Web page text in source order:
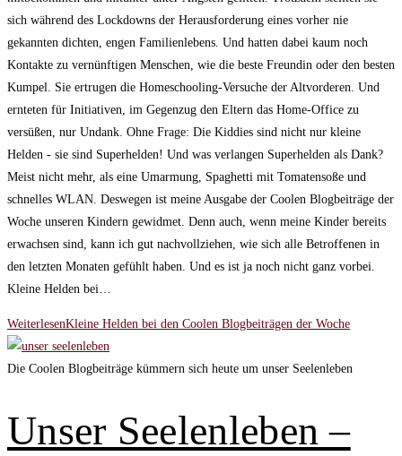
sich während des Lockdowns der Herausforderung eines vorher nie
gekannten dichten, engen Familienlebens. Und hatten dabei kaum noch
Kontakte zu vernünftigen Menschen, wie die beste Freundin oder den besten
Kumpel. Sie ertrugen die Homeschooling-Versuche der Altvorderen. Und
ernteten für Initiativen, im Gegenzug den Eltern das Home-Office zu
versüßen, nur Undank. Ohne Frage: Die Kiddies sind nicht nur kleine
Helden - sie sind Superhelden! Und was verlangen Superhelden als Dank?
Meist nicht mehr, als eine Umarmung, Spaghetti mit Tomatensoße und
schnelles WLAN. Deswegen ist meine Ausgabe der Coolen Blogbeiträge der
Woche unseren Kindern gewidmet. Denn auch, wenn meine Kinder bereits
erwachsen sind, kann ich gut nachvollziehen, wie sich alle Betroffenen in
den letzten Monaten gefühlt haben. Und es ist ja noch nicht ganz vorbei.
Kleine Helden bei…
WeiterlesenKleine Helden bei den Coolen Blogbeiträgen der Woche
Die Coolen Blogbeiträge kümmern sich heute um unser Seelenleben
Unser Seelenleben –